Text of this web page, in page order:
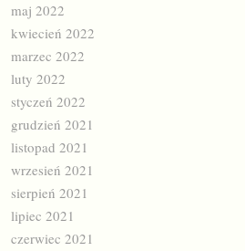
maj 2022
kwiecień 2022
marzec 2022
luty 2022
styczeń 2022
grudzień 2021
listopad 2021
wrzesień 2021
sierpień 2021
lipiec 2021
czerwiec 2021